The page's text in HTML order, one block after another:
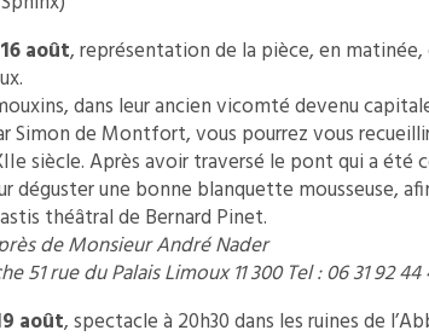
août, représentation de la pièce, en
dans leur ancien vicomté devenu
Simon de Montfort, vous pourrez vous
siècle. Après avoir traversé le pont qui a été
déguster une bonne blanquette mousseuse,
théâtral de Bernard Pinet.
de Monsieur André Nader
51 rue du Palais Limoux 11 300 Tel : 06 31 92 44
août, spectacle à 20h30 dans les ruines de